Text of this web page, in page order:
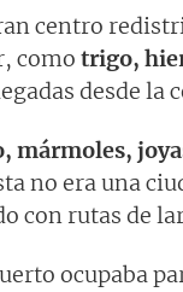
centro
como trigo,
desde la
mármoles,
no era una
con rutas de
ocupaba